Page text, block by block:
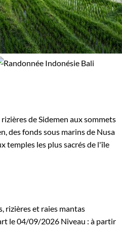
de Sidemen aux sommets
des fonds sous marins de Nusa
temples les plus sacrés de l'île
rizières et raies mantas
le 04/09/2026 Niveau : à partir